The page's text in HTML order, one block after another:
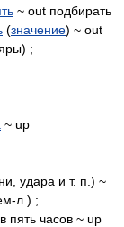
~ out подбирать
(значение) ~ out
;
~ up
удара и т. п.) ~
л.) ;
пять часов ~ up